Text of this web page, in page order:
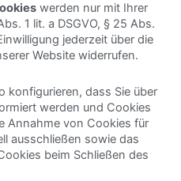
werden nur mit Ihrer
1 lit. a DSGVO, § 25 Abs.
jederzeit über die
Website widerrufen.
konfigurieren, dass Sie über
werden und Cookies
Annahme von Cookies für
ausschließen sowie das
beim Schließen des